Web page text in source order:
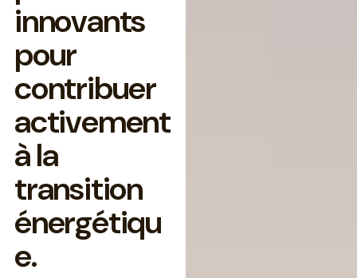
innovants
pour
contribuer
activement
àla
transition
énergétiqu
e.